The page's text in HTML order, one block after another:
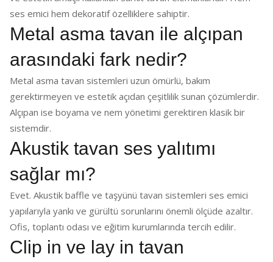
ses emici hem dekoratif özelliklere sahiptir.
Metal asma tavan ile alçıpan
arasındaki fark nedir?
Metal asma tavan sistemleri uzun ömürlü, bakım
gerektirmeyen ve estetik açıdan çeşitlilik sunan çözümlerdir.
Alçıpan ise boyama ve nem yönetimi gerektiren klasik bir
sistemdir.
Akustik tavan ses yalıtımı
sağlar mı?
Evet. Akustik baffle ve taşyünü tavan sistemleri ses emici
yapılarıyla yankı ve gürültü sorunlarını önemli ölçüde azaltır.
Ofis, toplantı odası ve eğitim kurumlarında tercih edilir.
Clip in ve lay in tavan